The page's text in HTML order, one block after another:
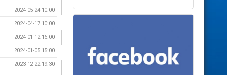
2024-05-24 10:00
2024-04-17 10:00
2024-01-12 16:00
2024-01-05 15:00
2023-12-22 19:30